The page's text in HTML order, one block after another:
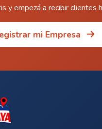
y empezá a recibir clientes
mi Empresa